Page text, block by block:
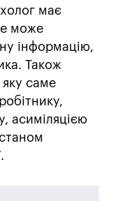
має
може
інформацію,
Також
саме
асиміляцією